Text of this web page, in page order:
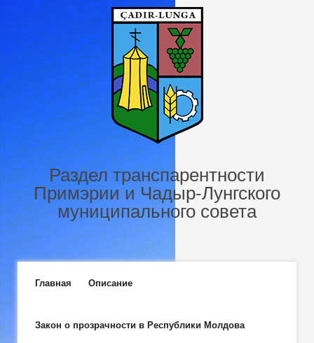
Перейти к основному содержанию
Раздел транспарентности
Примэрии и Чадыр-Лунгского
муниципального совета
Главное меню
Главная Описание
Закон о прозрачности в Республики Молдова